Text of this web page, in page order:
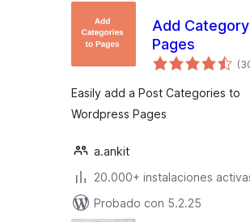
Add
Pages
Easily add a Post Categories to
Wordpress Pages
a.ankit
20.000+ instalaciones
Probado con 5.2.25